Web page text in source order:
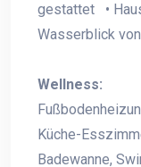
gestattet •
Wasserblick
Wellness:
Küche-
Badewanne,